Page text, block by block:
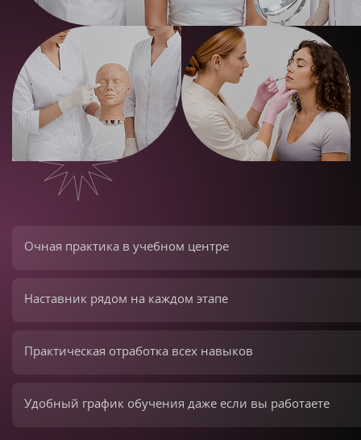
Очная практика в учебном центре
Наставник рядом на каждом этапе
Практическая отработка всех навыков
Удобный график обучения даже если вы работаете